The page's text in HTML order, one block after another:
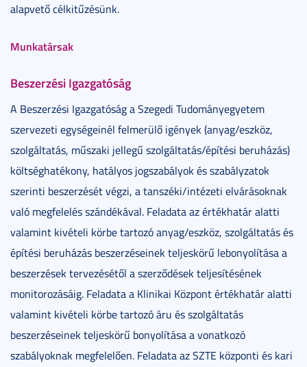
alapvető célkitűzésünk.
Munkatársak
Beszerzési Igazgatóság
A Beszerzési Igazgatóság a Szegedi Tudományegyetem
szervezeti egységeinél felmerülő igények (anyag/eszköz,
szolgáltatás, műszaki jellegű szolgáltatás/építési beruházás)
költséghatékony, hatályos jogszabályok és szabályzatok
szerinti beszerzését végzi, a tanszéki/intézeti elvárásoknak
való megfelelés szándékával. Feladata az értékhatár alatti
valamint kivételi körbe tartozó anyag/eszköz, szolgáltatás és
építési beruházás beszerzéseinek teljeskörű lebonyolítása a
beszerzések tervezésétől a szerződések teljesítésének
monitorozásáig. Feladata a Klinikai Központ értékhatár alatti
valamint kivételi körbe tartozó áru és szolgáltatás
beszerzéseinek teljeskörű bonyolítása a vonatkozó
szabályoknak megfelelően. Feladata az SZTE központi és kari